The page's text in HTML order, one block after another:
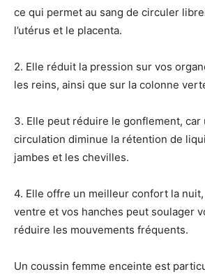
ce qui permet au sang de circuler
l’utérus et le placenta.
2. Elle réduit la pression sur vos
les reins, ainsi que sur la colonne
3. Elle peut réduire le gonflement, car
circulation diminue la rétention de
jambes et les chevilles.
4. Elle offre un meilleur confort la
ventre et vos hanches peut soulager
réduire les mouvements fréquents.
Un coussin femme enceinte est